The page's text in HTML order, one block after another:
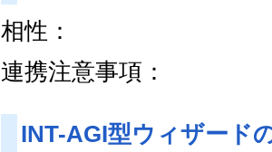
相性：
連携注意事項：
INT-AGI型ウィザード